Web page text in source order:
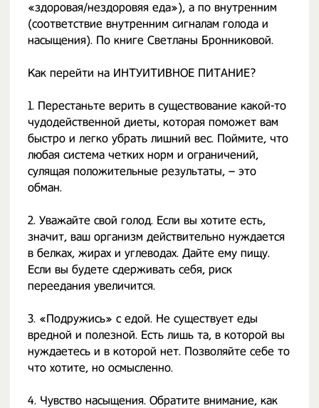
«здоровая/нездоровяя еда»), а по внутренним
(соответствие внутренним сигналам голода и
насыщения).⁣ По книге Светланы Бронниковой.
Как перейти на ИНТУИТИВНОЕ ПИТАНИЕ? ⁣
1. Перестаньте верить в существование какой-то
чудодейственной диеты, которая поможет вам
быстро и легко убрать лишний вес. Поймите, что
любая система четких норм и ограничений,
сулящая положительные результаты, – это
обман.⁣
2. Уважайте свой голод. Если вы хотите есть,
значит, ваш организм действительно нуждается
в белках, жирах и углеводах. Дайте ему пищу.
Если вы будете сдерживать себя, риск
переедания увеличится.⁣
3. «Подружись» с едой. Не существует еды
вредной и полезной. Есть лишь та, в которой вы
нуждаетесь и в которой нет. Позволяйте себе то
что хотите, но осмысленно.⁣
4. Чувство насыщения. Обратите внимание, как